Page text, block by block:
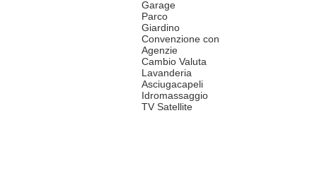
Garage
Parco
Giardino
Convenzione con
Agenzie
Cambio Valuta
Lavanderia
Asciugacapeli
Idromassaggio
TV Satellite